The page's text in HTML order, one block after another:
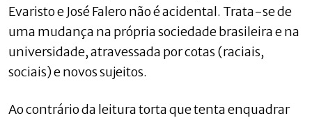
Evaristo e José Falero não é acidental. Trata-se de
uma mudança na própria sociedade brasileira e na
universidade, atravessada por cotas (raciais,
sociais) e novos sujeitos.
Ao contrário da leitura torta que tenta enquadrar